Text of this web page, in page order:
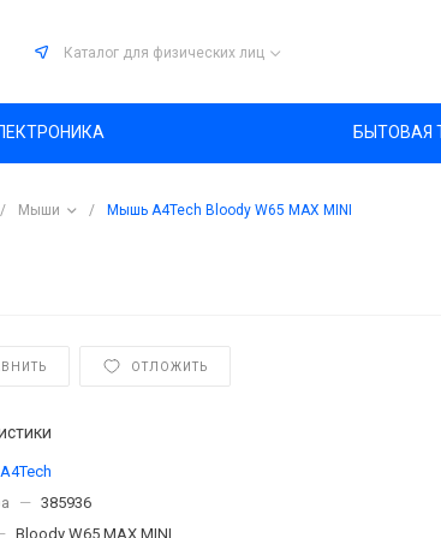
Каталог для физических лиц
БЫТОВАЯ
/ Мыши / Мышь A4Tech Bloody W65 MAX MINI
ОТЛОЖИТЬ
A4Tech
— 385936
Bloody W65 MAX MINI